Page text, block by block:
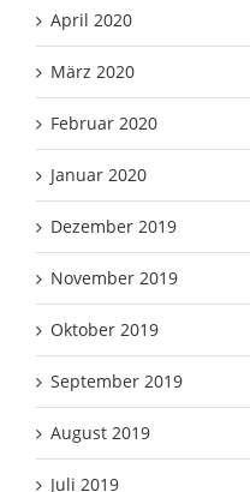
April 2020
März 2020
Februar 2020
Januar 2020
Dezember 2019
November 2019
Oktober 2019
September 2019
August 2019
Juli 2019